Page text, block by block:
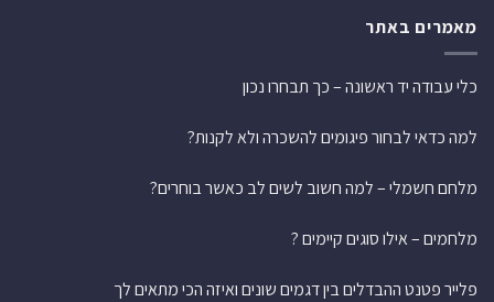
מאמרים באתר
כלי עבודה יד ראשונה – כך תבחרו נכון
למה כדאי לבחור פיגומים להשכרה ולא לקנות?
מלחם חשמלי – למה חשוב לשים לב כאשר בוחרים?
מלחמים – אילו סוגים קיימים ?
פלייר פטנט ההבדלים בין דגמים שונים ואיזה הכי מתאים לך